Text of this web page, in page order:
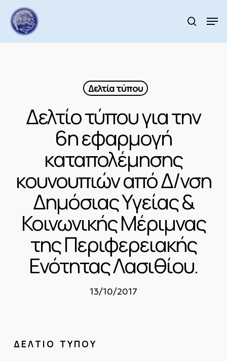
main
content
search
Δελτία τύπου
Δελτίο τύπου για την
6η εφαρμογή
καταπολέμησης
κουνουπιών από Δ/νση
Δημόσιας Υγείας &
Κοινωνικής Μέριμνας
της Περιφερειακής
Ενότητας Λασιθίου.
13/10/2017
Δ Ε Λ Τ Ι Ο Τ Υ Π Ο Υ
Menu